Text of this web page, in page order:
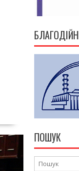
ПОШУК